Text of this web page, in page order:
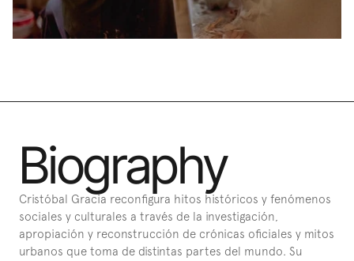
Biography
Cristóbal Gracia reconfigura hitos históricos y fenómenos
sociales y culturales a través de la investigación,
apropiación y reconstrucción de crónicas oficiales y mitos
urbanos que toma de distintas partes del mundo. Su